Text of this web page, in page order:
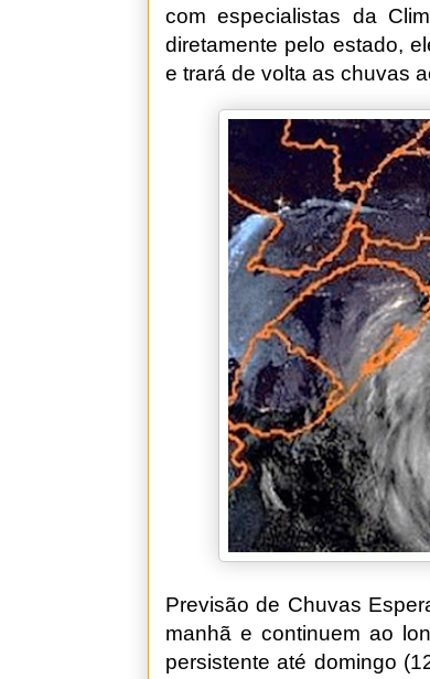
com especialistas da
diretamente pelo estado,
e trará de volta as chuvas
Previsão de Chuvas
manhã e continuem ao
persistente até domingo